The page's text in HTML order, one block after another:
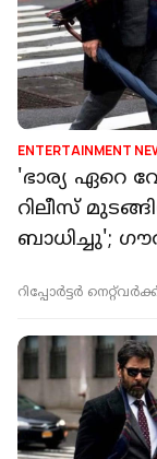
ENTERTAINMENT
'ഭാര്യ ഏറെ
റിലീസ്
ബാധിച്ചു';
റിപ്പോർട്ടർ